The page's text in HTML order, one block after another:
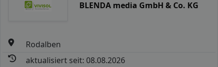
BLENDA media GmbH & Co. KG
Rodalben
aktualisiert seit: 08.08.2026